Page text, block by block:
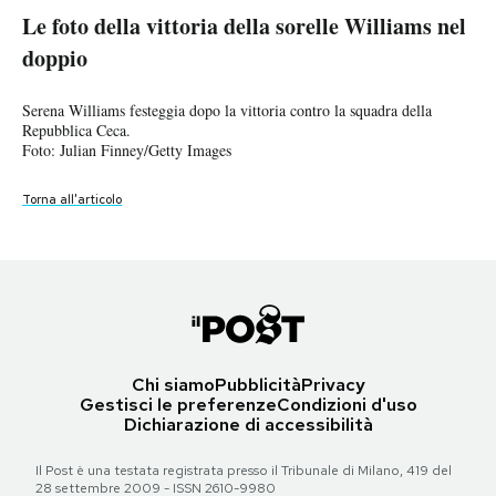
Notifiche mobile
Esci
Le foto della vittoria della sorelle Williams nel
doppio
Serena Williams festeggia dopo la vittoria contro la squadra della
Repubblica Ceca.
Foto: Julian Finney/Getty Images
Torna all'articolo
Serena Williams e la sorella Venus Williams festeggiano la medaglia
d'oro ottenuta battendo in finale la squadra della Repubblica Ceca.
Torna all'articolo
Foto: Clive Brunskill/Getty Images
Serena Williams al servizio durante la partita contro la squadra della
Repubblica Ceca.
Foto: Paul Gilham/Getty Images)
Torna all'articolo
Chi siamoPubblicitàPrivacy
Gestisci le preferenzeCondizioni d'uso
Dichiarazione di accessibilità
Il Post è una testata registrata presso il Tribunale di Milano, 419 del
28 settembre 2009 - ISSN 2610-9980